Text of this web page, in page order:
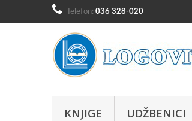
Telefon: 036 328-020
KNJIGE UDŽBENICI